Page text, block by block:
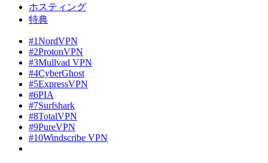
ホスティング
特典
#1NordVPN
#2ProtonVPN
#3Mullvad VPN
#4CyberGhost
#5ExpressVPN
#6PIA
#7Surfshark
#8TotalVPN
#9PureVPN
#10Windscribe VPN